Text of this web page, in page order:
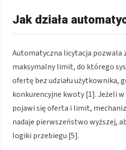
Jak działa
Automatyczna licytacja pozwala
maksymalny limit, do którego
ofertę bez udziału użytkownika,
konkurencyjne kwoty [1]. Jeżeli
pojawi się oferta i limit,
nadaje pierwszeństwo wyższej,
logiki przebiegu [5].